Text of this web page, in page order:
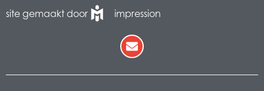
site gemaakt door impression